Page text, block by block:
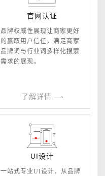
官网认证
品牌权威性展现让商家更好
的赢取用户信任，满足商家
品牌词与行业词多样化搜索
需求的展现。
了解详情
UI设计
一站式专业UI设计，从品牌